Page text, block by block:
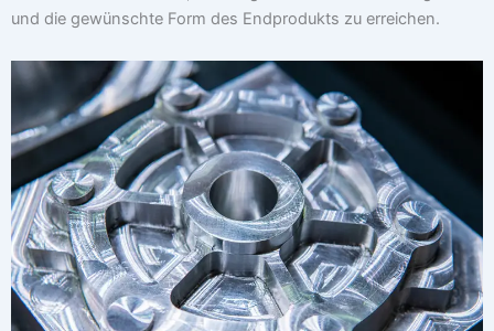
und die gewünschte Form des Endprodukts zu erreichen.